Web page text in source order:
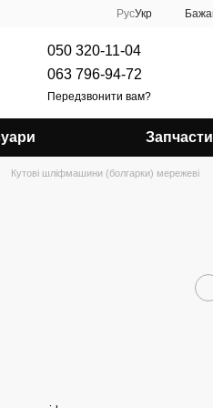
РусУкр
050 320-11-04
063 796-94-72
Передзвонити вам?
Кутові шліфмашини (болгарки) мережеві